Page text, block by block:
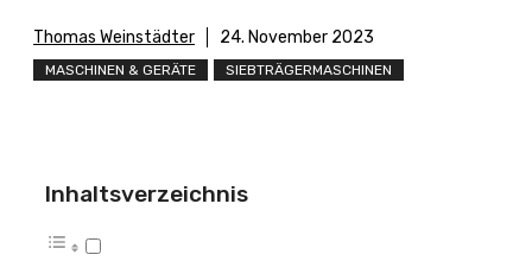
Thomas Weinstädter 24. November 2023
MASCHINEN & GERÄTE SIEBTRÄGERMASCHINEN
Inhaltsverzeichnis